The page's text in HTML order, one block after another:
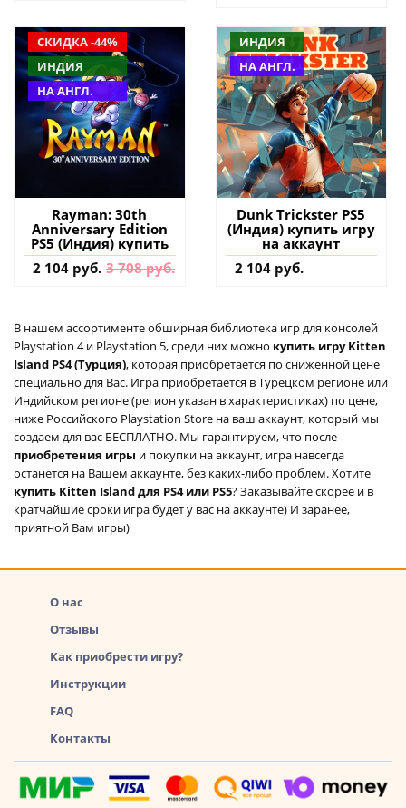
СКИДКА -44%
ИНДИЯ
НА АНГЛ.
Rayman: 30th
Anniversary Edition
PS5 (Индия) купить
2 104 руб. 3 708 руб.
ИНДИЯ
НА АНГЛ.
Dunk Trickster PS5
(Индия) купить игру
на аккаунт
2 104 руб.
В нашем ассортименте обширная библиотека игр для консолей
Playstation 4 и Playstation 5, среди них можно купить игру Kitten
Island PS4 (Турция), которая приобретается по сниженной цене
специально для Вас. Игра приобретается в Турецком регионе или
Индийском регионе (регион указан в характеристиках) по цене,
ниже Российского Playstation Store на ваш аккаунт, который мы
создаем для вас БЕСПЛАТНО. Мы гарантируем, что после
приобретения игры и покупки на аккаунт, игра навсегда
останется на Вашем аккаунте, без каких-либо проблем. Хотите
купить Kitten Island для PS4 или PS5? Заказывайте скорее и в
кратчайшие сроки игра будет у вас на аккаунте) И заранее,
приятной Вам игры)
О нас
Отзывы
Как приобрести игру?
Инструкции
FAQ
Контакты